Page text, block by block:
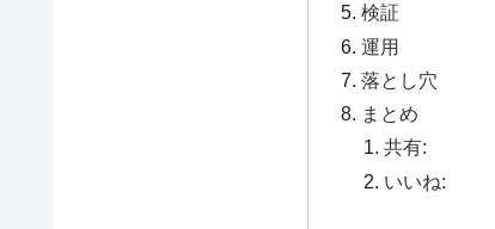
検証
運用
落とし穴
まとめ
共有:
いいね: